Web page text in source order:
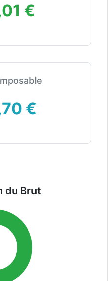
€
€
du Brut